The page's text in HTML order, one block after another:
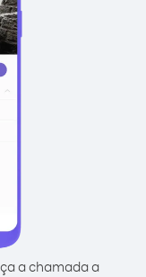
a chamada a